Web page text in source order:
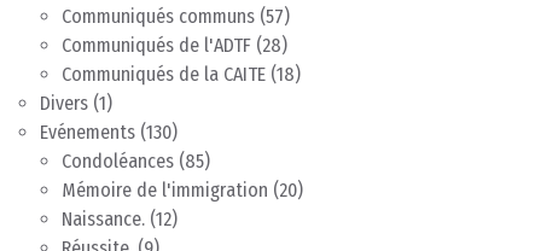
Communiqués communs (57)
Communiqués de l'ADTF (28)
Communiqués de la CAITE (18)
Divers (1)
Evénements (130)
Condoléances (85)
Mémoire de l'immigration (20)
Naissance. (12)